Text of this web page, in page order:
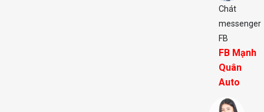
Chát
messenger
FB
FB Mạnh
Quân
Auto